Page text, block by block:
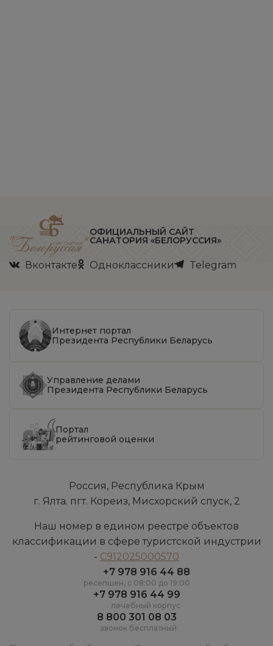
ОФИЦИАЛЬНЫЙ САЙТ
САНАТОРИЯ «БЕЛОРУССИЯ»
Вконтакте Одноклассники Telegram
Интернет портал
Президента Республики Беларусь
Управление делами
Президента Республики Беларусь
Портал
рейтинговой оценки
Россия, Республика Крым
г. Ялта. пгт. Кореиз, Мисхорский спуск, 2
Наш номер в едином реестре объектов
классификации в сфере туристской индустрии
- С912025000570
+7 978 916 44 88
ресепшен, c 08:00 до 19:00
+7 978 916 44 99
лечебный корпус
8 800 301 08 03
звонок бесплатный